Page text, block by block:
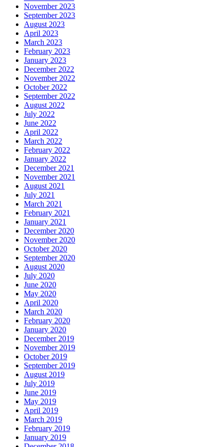
November 2023
September 2023
August 2023
April 2023
March 2023
February 2023
January 2023
December 2022
November 2022
October 2022
September 2022
August 2022
July 2022
June 2022
April 2022
March 2022
February 2022
January 2022
December 2021
November 2021
August 2021
July 2021
March 2021
February 2021
January 2021
December 2020
November 2020
October 2020
September 2020
August 2020
July 2020
June 2020
May 2020
April 2020
March 2020
February 2020
January 2020
December 2019
November 2019
October 2019
September 2019
August 2019
July 2019
June 2019
May 2019
April 2019
March 2019
February 2019
January 2019